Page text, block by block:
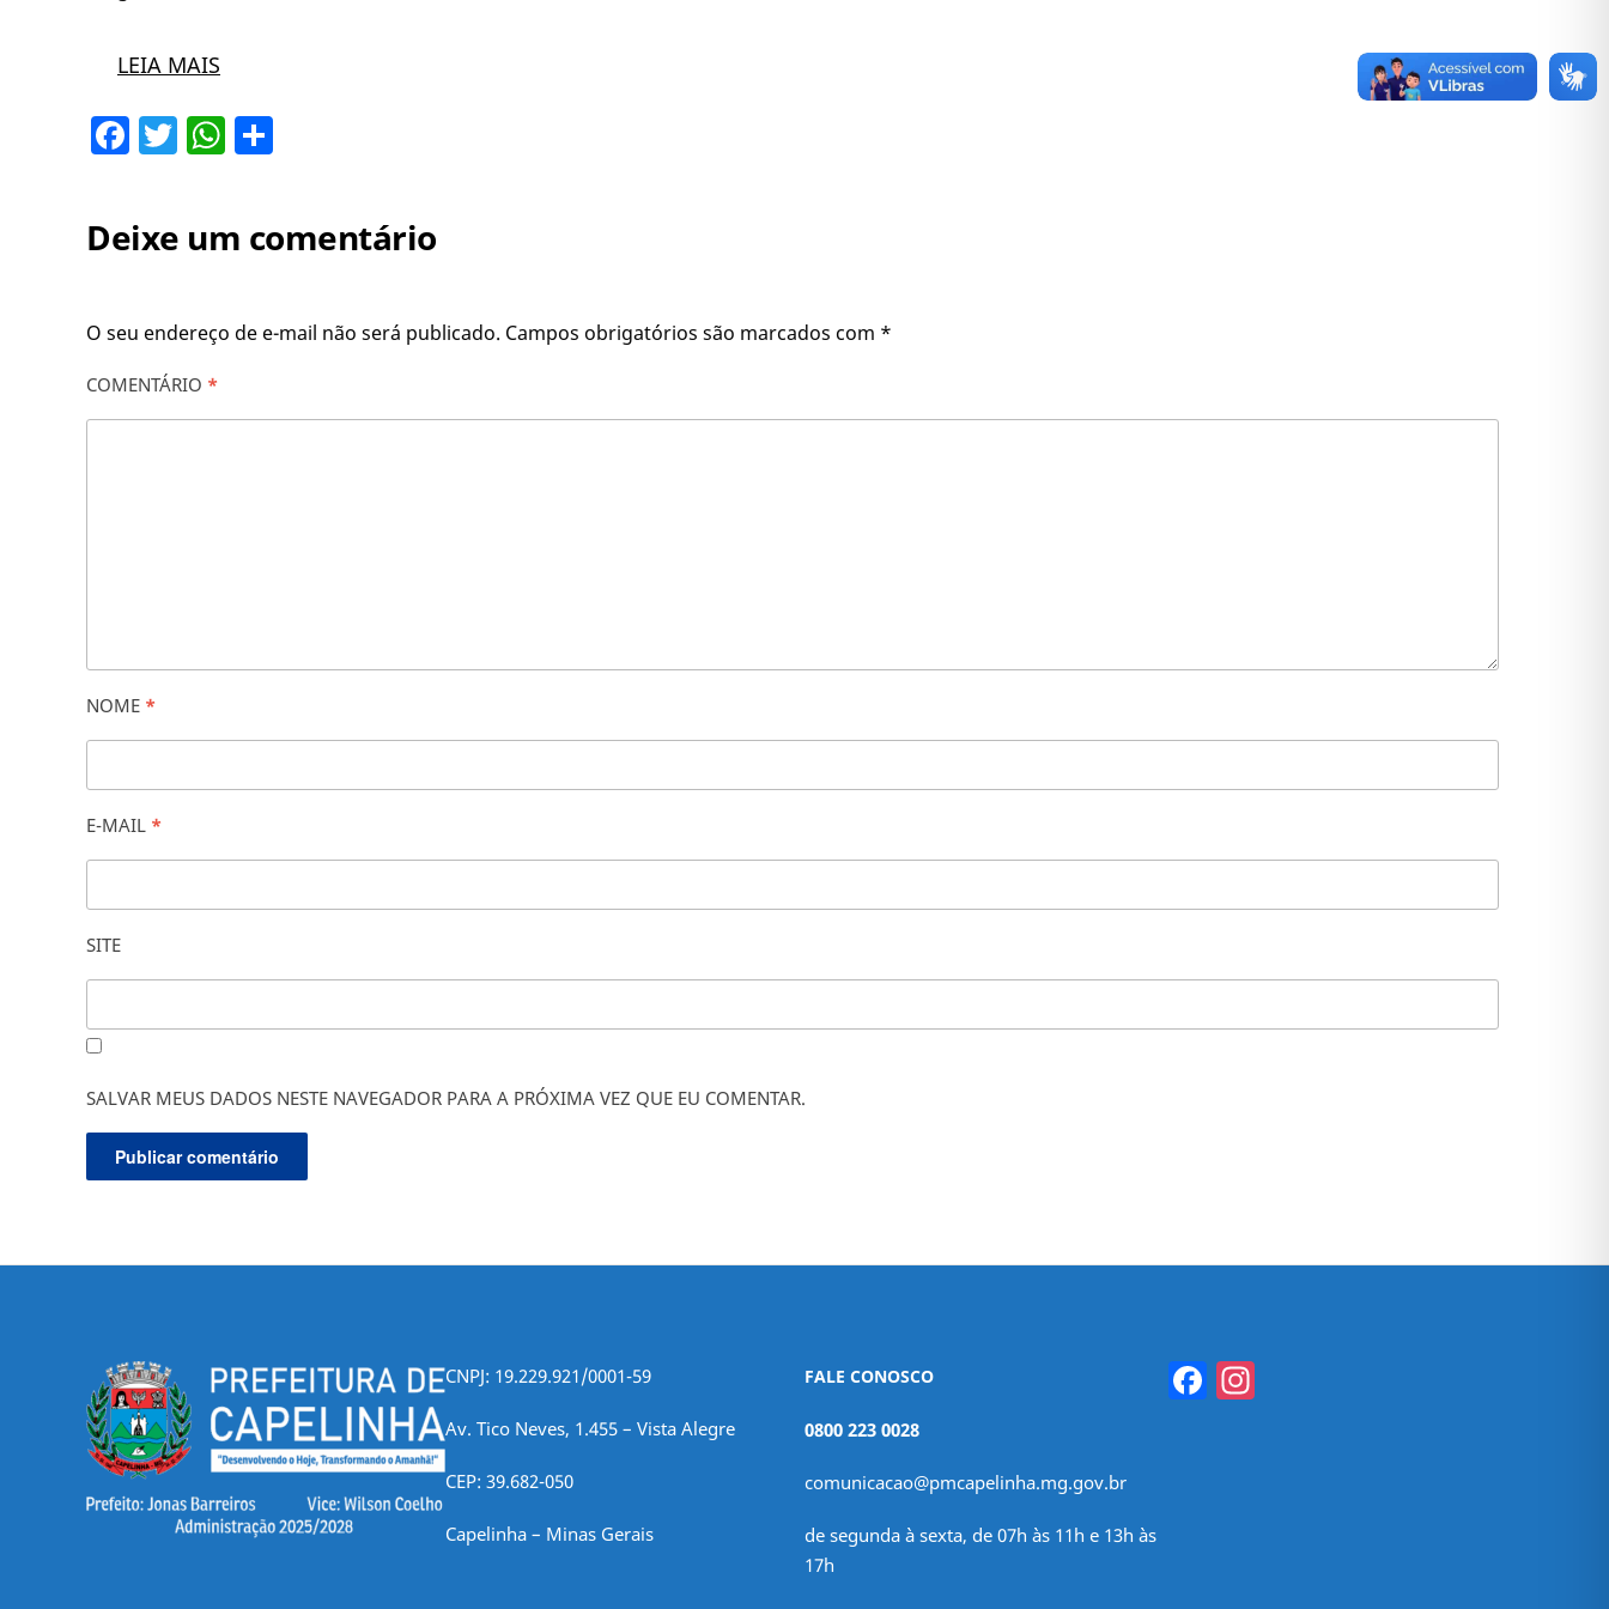
LEIA MAIS
Facebook
TwitterWhatsApp
Deixe um comentário
O seu endereço de e-mail não será publicado. Campos obrigatórios são marcados com *
COMENTÁRIO *
NOME *
E-MAIL *
SITE
SALVAR MEUS DADOS NESTE NAVEGADOR PARA A PRÓXIMA VEZ QUE EU COMENTAR.
CNPJ: 19.229.921/0001-59
Av. Tico Neves, 1.455 – Vista Alegre
CEP: 39.682-050
Capelinha – Minas Gerais
FALE CONOSCO
0800 223 0028
comunicacao@pmcapelinha.mg.gov.br
de segunda à sexta, de 07h às 11h e 13h às
17h
Facebook